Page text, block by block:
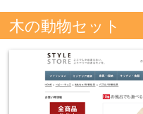
木の動物セット